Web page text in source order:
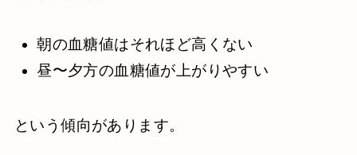
朝の血糖値はそれほど高くない
昼〜夕方の血糖値が上がりやすい
という傾向があります。